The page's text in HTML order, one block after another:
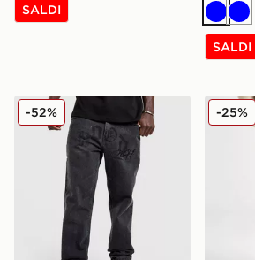
SALDI
BluBlu
SALDI
Hoodrich Jeans Iron Diamante
-52% -25%